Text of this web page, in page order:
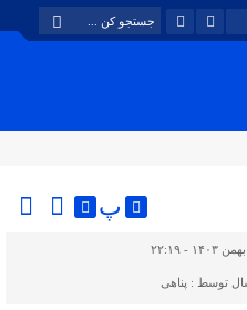
پ
توسط : پناهی